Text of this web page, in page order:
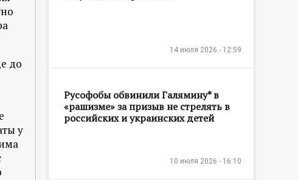
до
у
14 июля 2026 - 12:59
Русофобы обвинили Галямину* в
«рашизме» за призыв не стрелять в
российских и украинских детей
10 июля 2026 - 16:10